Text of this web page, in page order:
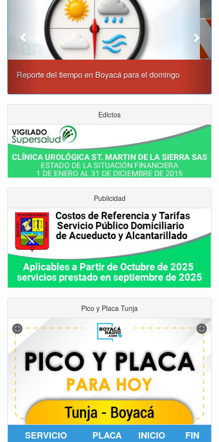
Este domingo habrá cierres viales en Tunja
Edictos
Publicidad
Pico y Placa Tunja
SERVICIO PLACA INICIO FIN